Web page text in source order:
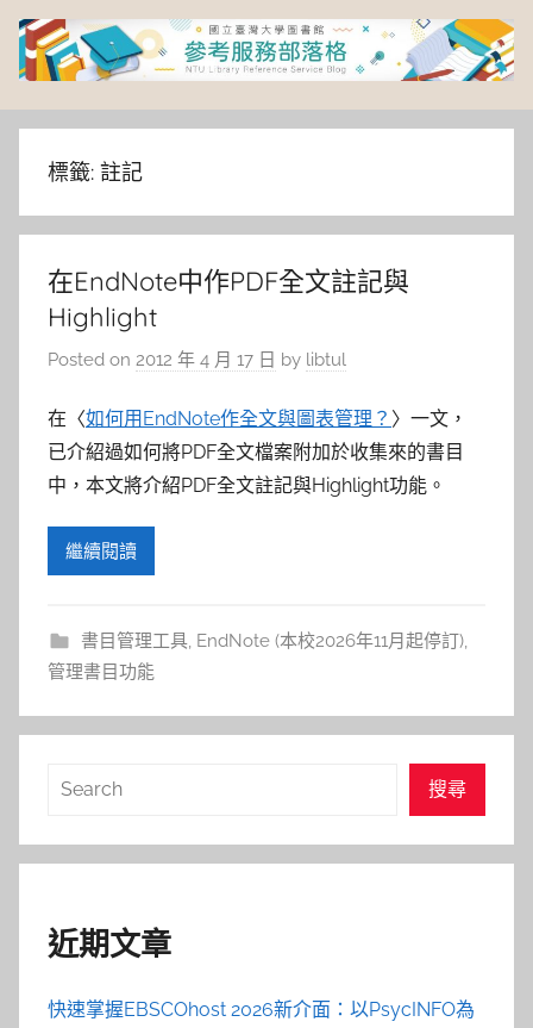
Skip
content
臺
灣
大
學
圖
書
館
參
服
務
落
標籤: 註記
在EndNote中作PDF全文註記與
Highlight
Posted on 2012 年 4 月 17 日 by libtul
在〈如何用EndNote作全文與圖表管理？ 〉一文，
已介紹過如何將PDF全文檔案附加於收集來的書目
中，本文將介紹PDF全文註記與Highlight功能。
繼續閱讀
書目管理工具, EndNote (本校2026年11月起停訂),
管理書目功能
搜
搜尋
近期文章
快速掌握EBSCOhost 2026新介面：以PsycINFO為